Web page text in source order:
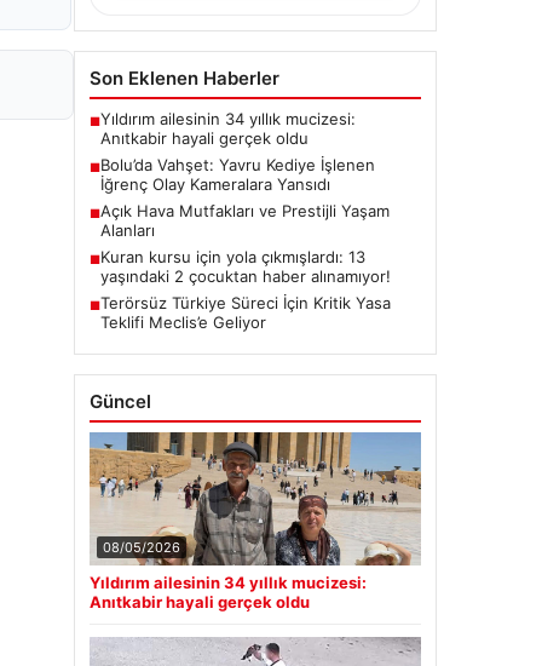
Son Eklenen Haberler
■Yıldırım ailesinin 34 yıllık mucizesi:
Anıtkabir hayali gerçek oldu
■Bolu’da Vahşet: Yavru Kediye İşlenen
İğrenç Olay Kameralara Yansıdı
■Açık Hava Mutfakları ve Prestijli Yaşam
Alanları
■Kuran kursu için yola çıkmışlardı: 13
yaşındaki 2 çocuktan haber alınamıyor!
■Terörsüz Türkiye Süreci İçin Kritik Yasa
Teklifi Meclis’e Geliyor
Güncel
08/05/2026
Yıldırım ailesinin 34 yıllık mucizesi:
Anıtkabir hayali gerçek oldu